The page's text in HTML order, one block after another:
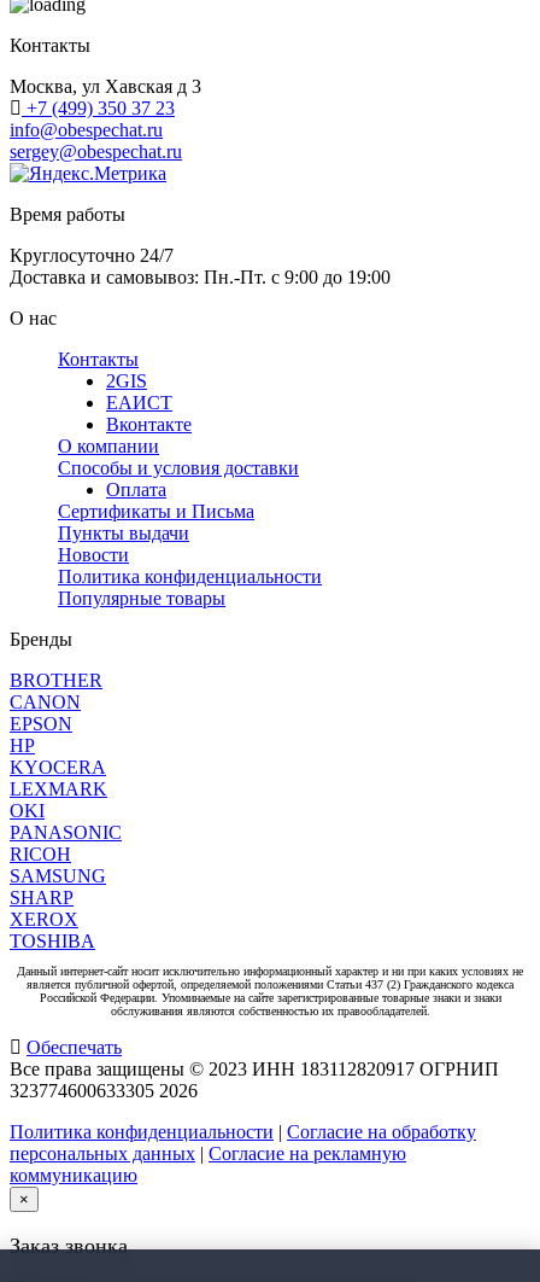
Контакты
Москва, ул Хавская д 3
+7 (499) 350 37 23
info@obespechat.ru
sergey@obespechat.ru
Время работы
Круглосуточно 24/7
Доставка и самовывоз: Пн.-Пт. с 9:00 до 19:00
О нас
Контакты
2GIS
ЕАИСТ
Вконтакте
О компании
Способы и условия доставки
Оплата
Сертификаты и Письма
Пункты выдачи
Новости
Политика конфиденциальности
Популярные товары
Бренды
BROTHER
CANON
EPSON
HP
KYOCERA
LEXMARK
OKI
PANASONIC
RICOH
SAMSUNG
SHARP
XEROX
TOSHIBA
Данный интернет-сайт носит исключительно информационный характер и ни при каких условиях не
является публичной офертой, определяемой положениями Статьи 437 (2) Гражданского кодекса
Российской Федерации. Упоминаемые на сайте зарегистрированные товарные знаки и знаки
обслуживания являются собственностью их правообладателей.
Обеспечать
Все права защищены © 2023 ИНН 183112820917 ОГРНИП
323774600633305 2026
Политика конфиденциальности | Согласие на обработку
персональных данных | Согласие на рекламную
коммуникацию
×
Заказ звонка